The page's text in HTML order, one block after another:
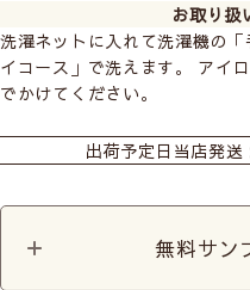
お取り扱
洗濯ネットに入れて洗濯機の
イコース」で洗えます。 アイ
でかけてください。
カット生地
カーテンレース
出荷予定日 当店発
無料サン